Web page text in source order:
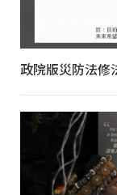
政院版災防法修